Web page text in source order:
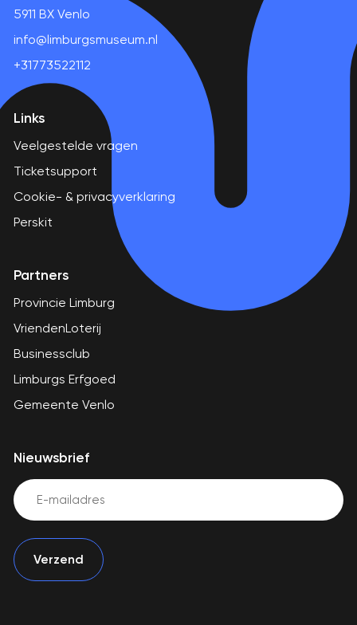
5911 BX Venlo
info@limburgsmuseum.nl
+31773522112
Links
Veelgestelde vragen
Ticketsupport
Cookie- & privacyverklaring
Perskit
Partners
Provincie Limburg
VriendenLoterij
Businessclub
Limburgs Erfgoed
Gemeente Venlo
Nieuwsbrief
Email
(Vereist)